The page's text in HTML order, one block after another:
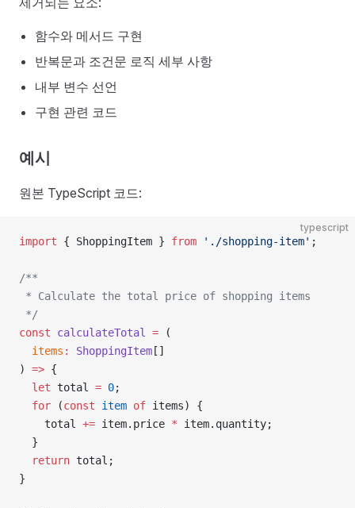
함수와 메서드 구현
반복문과 조건문 로직 세부 사항
내부 변수 선언
구현 관련 코드
예시
원본 TypeScript 코드:
typescript
import { ShoppingItem } from './shopping-item' ;
/**
* Calculate the total price of shopping items
*/
const calculateTotal = (
  items
: ShoppingItem []
) => {
  let
total = 0;
  for
(const item of items) {
    total
+= item.price * item.quantity;
  }
  return
total;
}